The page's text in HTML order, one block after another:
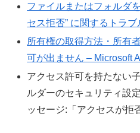
ファイルまたはフォルダ
セス拒否” に関するトラ
所有権の取得方法・所有
可が出ません – Microsoft
アクセス許可を持たない
ルダーのセキュリティ設
ッセージ:「アクセスが拒